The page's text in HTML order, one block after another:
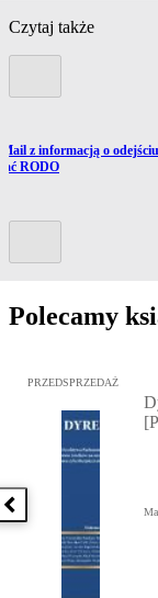
Czytaj także
do artykułu:
z informacją o
RODO
Polecamy
Poprzednia książka
Przejdź do:
PRZEDSPRZEDAŻ